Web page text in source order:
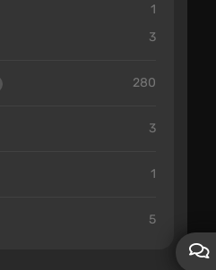
1
3
280
3
1
5